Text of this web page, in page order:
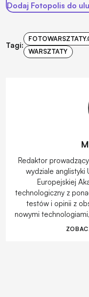
Dodaj Fotopolis do
Tagi:
WARSZTATY
Redaktor
wydziale anglistyki
Europejskiej
technologiczny z
testów i opinii z
nowymi